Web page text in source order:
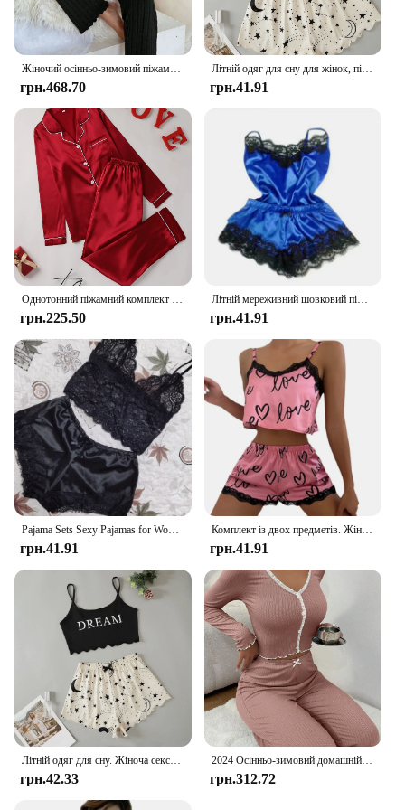
грн.468.70
Літній одяг для сну для жінок, піжамний комплект, укорочені топи та шорти без рукавів із принтом зірки та місяця, домашній одяг, піжама
грн.41.91
грн.225.50
Літній мереживний шовковий піжамний комплект для жінок Одяг для сну Сексуальна нижня білизна Комплекти топів і шортів Зручні повсякденні піжами
грн.41.91
грн.41.91
Комплект із двох предметів. Жіноча піжама. Шорти. Костюм. Домашній одяг. Нижня білизна. Піжама. Сексуальна нижня білизна. Камзоли. Майки. Нічна жіноча білизна.
грн.41.91
грн.42.33
2024 Осінньо-зимовий домашній піжамний комплект для жінок, сорочка з довгими рукавами, штани, 2 предмети, сексуальні мереживні піжами, одяг для сну, одяг для відпочинку
грн.312.72